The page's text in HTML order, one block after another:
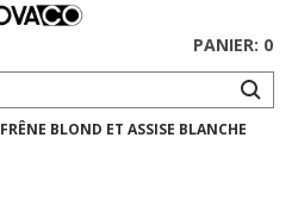
PANIER: 0
BLOND ET ASSISE BLANCHE